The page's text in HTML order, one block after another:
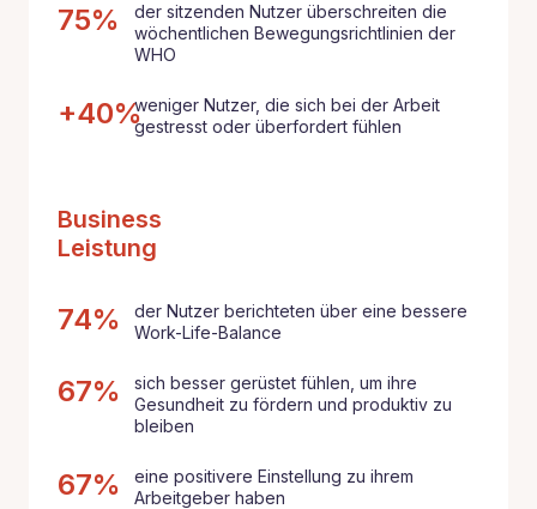
75%
der sitzenden Nutzer überschreiten die
wöchentlichen Bewegungsrichtlinien der
WHO
+40%weniger Nutzer, die sich bei der Arbeit
gestresst oder überfordert fühlen
Business
Leistung
74%
der Nutzer berichteten über eine bessere
Work-Life-Balance
67%
sich besser gerüstet fühlen, um ihre
Gesundheit zu fördern und produktiv zu
bleiben
67%
eine positivere Einstellung zu ihrem
Arbeitgeber haben